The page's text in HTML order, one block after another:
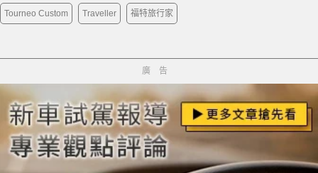
Tourneo Custom Traveller 福特旅行家
廣告